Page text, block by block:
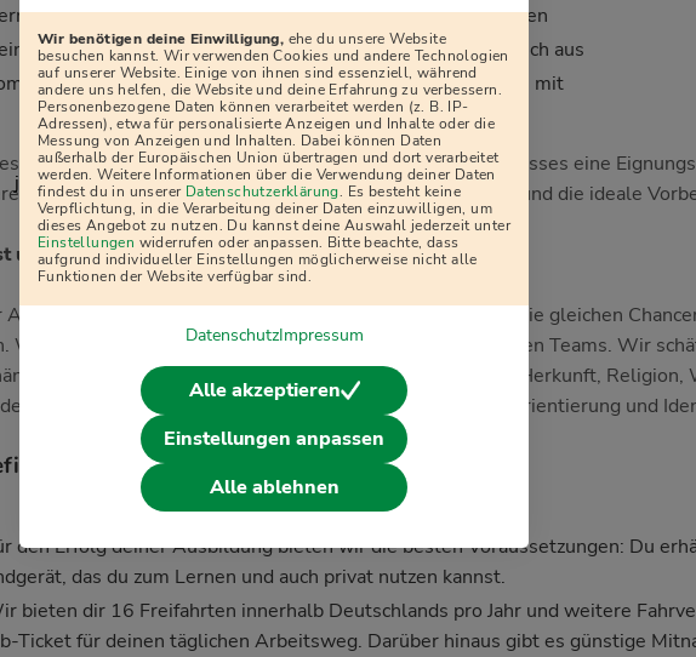
übernimmst du Verantwortung und triffst Entscheidungen
konzentrierte und zuverlässige Arbeitsweise zeichnet dich aus
und Teamfähigkeit bringst du ebenfalls mit
Ausbildung erwartet dich im Rahmen des Auswahlprozesses eine
erfährst du alles über die Hintergründe, den Ablauf und die ideale
uns wichtig:
Anspruch ist es, allen Kandidat:innen bei gleicher Eignung die gleichen
Wir fördern aktiv die Vielfalt und das Miteinander in unseren Teams. Wir
von Geschlecht, Nationalität, ethnischer und sozialer Herkunft, Religion,
Alter, Dauer der Arbeitslosigkeit sowie sexueller Orientierung und
den Erfolg deiner Ausbildung bieten wir die besten Voraussetzungen: Du
das du zum Lernen und auch privat nutzen kannst.
bieten dir 16 Freifahrten innerhalb Deutschlands pro Jahr und weitere
Ticket für deinen täglichen Arbeitsweg. Darüber hinaus gibt es günstige
j
Wir benötigen deine Einwilligung, ehe du unsere Website
besuchen kannst. Wir verwenden Cookies und andere Technologien
auf unserer Website. Einige von ihnen sind essenziell, während
andere uns helfen, die Website und deine Erfahrung zu verbessern.
Personenbezogene Daten können verarbeitet werden (z. B. IP-
Adressen), etwa für personalisierte Anzeigen und Inhalte oder die
Messung von Anzeigen und Inhalten. Dabei können Daten
außerhalb der Europäischen Union übertragen und dort verarbeitet
werden. Weitere Informationen über die Verwendung deiner Daten
findest du in unserer Datenschutzerklärung. Es besteht keine
Verpflichtung, in die Verarbeitung deiner Daten einzuwilligen, um
dieses Angebot zu nutzen. Du kannst deine Auswahl jederzeit unter
Einstellungen widerrufen oder anpassen. Bitte beachte, dass
aufgrund individueller Einstellungen möglicherweise nicht alle
Funktionen der Website verfügbar sind.
DatenschutzImpressum
Alle akzeptieren
Einstellungen anpassen
Alle ablehnen